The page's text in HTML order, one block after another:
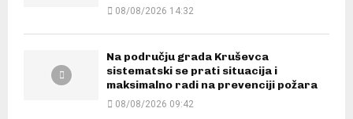
08/08/2026 14:32
Na području grada Kruševca
sistematski se prati situacija i
maksimalno radi na prevenciji požara
08/08/2026 09:42